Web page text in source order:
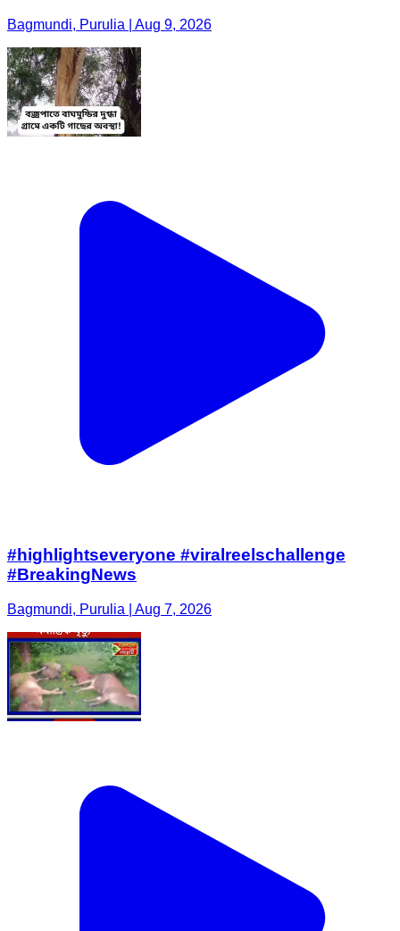
Bagmundi, Purulia | Aug 9, 2026
#highlightseveryone #viralreelschallenge
#BreakingNews
Bagmundi, Purulia | Aug 7, 2026